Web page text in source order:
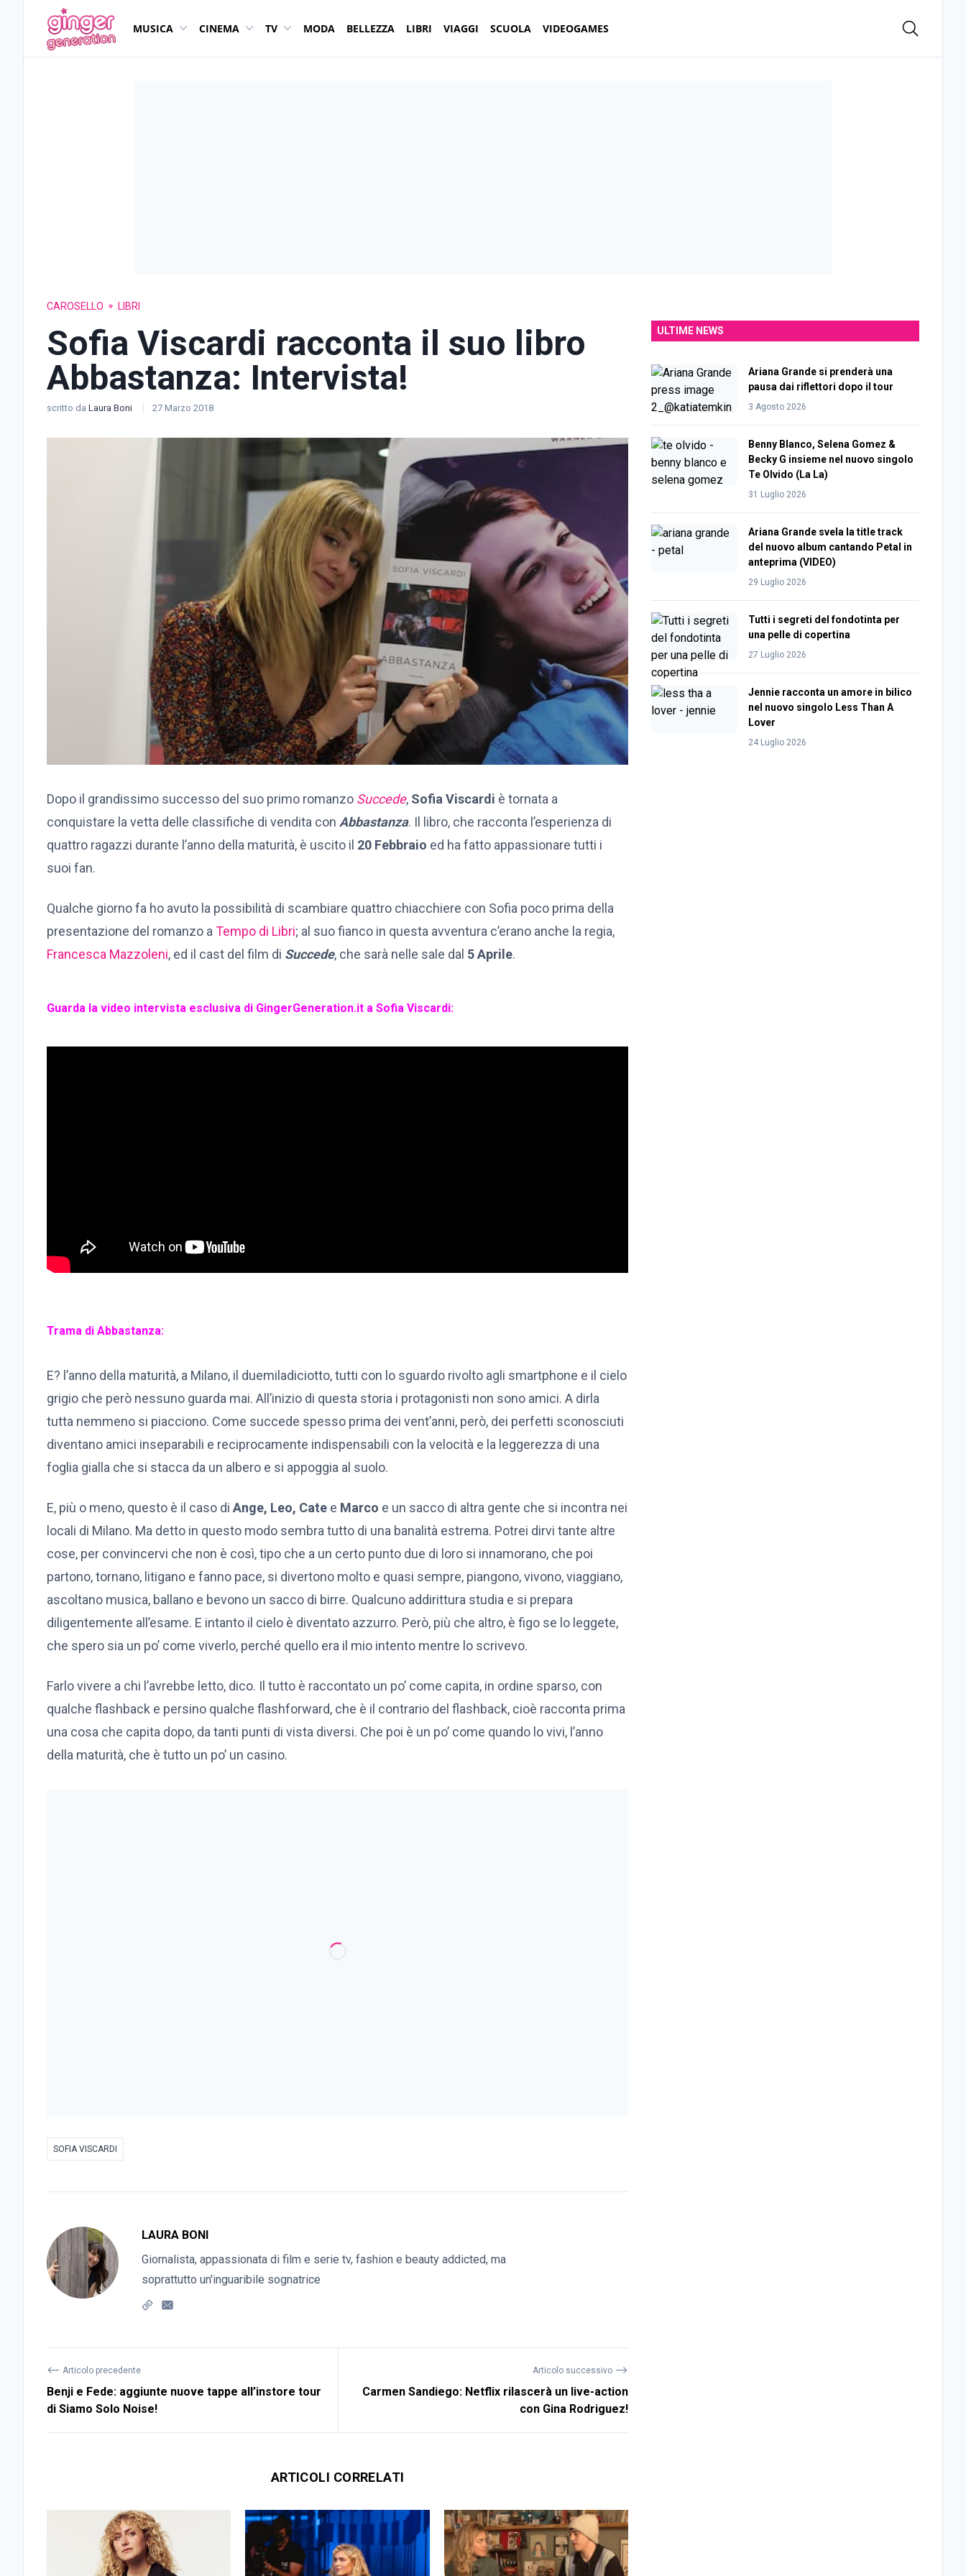
MUSICA CINEMA TV MODA BELLEZZA LIBRI VIAGGI SCUOLA VIDEOGAMES
CAROSELLO LIBRI
Sofia Viscardi racconta il suo libro
Abbastanza: Intervista!
scritto da Laura Boni 27 Marzo 2018
Dopo il grandissimo successo del suo primo romanzo Succede, Sofia Viscardi è tornata a
conquistare la vetta delle classifiche di vendita con Abbastanza. Il libro, che racconta l’esperienza di
quattro ragazzi durante l’anno della maturità, è uscito il 20 Febbraio ed ha fatto appassionare tutti i
suoi fan.
Qualche giorno fa ho avuto la possibilità di scambiare quattro chiacchiere con Sofia poco prima della
presentazione del romanzo aTempo di Libri; al suo fianco in questa avventura c’erano anche la regia,
Francesca Mazzoleni, ed il cast del film di Succede, che sarà nelle sale dal 5 Aprile.
Guarda la video intervista esclusiva di GingerGeneration.it a Sofia Viscardi:
Trama di Abbastanza:
E? l’anno della maturità, a Milano, il duemiladiciotto, tutti con lo sguardo rivolto agli smartphone e il cielo
grigio che però nessuno guarda mai. All’inizio di questa storia i protagonisti non sono amici. A dirla
tutta nemmeno si piacciono. Come succede spesso prima dei vent’anni, però, dei perfetti sconosciuti
diventano amici inseparabili e reciprocamente indispensabili con la velocità e la leggerezza di una
foglia gialla che si stacca da un albero e si appoggia al suolo.
E, più o meno, questo è il caso di Ange, Leo, Cate e Marco e un sacco di altra gente che si incontra nei
locali di Milano. Ma detto in questo modo sembra tutto di una banalità estrema. Potrei dirvi tante altre
cose, per convincervi che non è così, tipo che a un certo punto due di loro si innamorano, che poi
partono, tornano, litigano e fanno pace, si divertono molto e quasi sempre, piangono, vivono, viaggiano,
ascoltano musica, ballano e bevono un sacco di birre. Qualcuno addirittura studia e si prepara
diligentemente all’esame. E intanto il cielo è diventato azzurro. Però, più che altro, è figo se lo leggete,
che spero sia un po’ come viverlo, perché quello era il mio intento mentre lo scrivevo.
Farlo vivere a chi l’avrebbe letto, dico. Il tutto è raccontato un po’ come capita, in ordine sparso, con
qualche flashback e persino qualche flashforward, che è il contrario del flashback, cioè racconta prima
una cosa che capita dopo, da tanti punti di vista diversi. Che poi è un po’ come quando lo vivi, l’anno
della maturità, che è tutto un po’ un casino.
SOFIA VISCARDI
LAURA BONI
Giornalista, appassionata di film e serie tv, fashion e beauty addicted, ma
soprattutto un'inguaribile sognatrice
⟵ Articolo precedente
Benji e Fede: aggiunte nuove tappe all’instore tour
di Siamo Solo Noise!
Articolo successivo ⟶
Carmen Sandiego: Netflix rilascerà un live-action
con Gina Rodriguez!
ARTICOLI CORRELATI
ULTIME NEWS
Ariana Grande si prenderà una
pausa dai riflettori dopo il tour
3 Agosto 2026
Benny Blanco, Selena Gomez &
Becky G insieme nel nuovo singolo
Te Olvido (La La)
31 Luglio 2026
Ariana Grande svela la title track
del nuovo album cantando Petal in
anteprima (VIDEO)
29 Luglio 2026
Tutti i segreti del fondotinta per
una pelle di copertina
27 Luglio 2026
Jennie racconta un amore in bilico
nel nuovo singolo Less Than A
Lover
24 Luglio 2026